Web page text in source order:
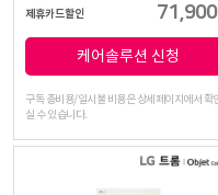
제휴카드할인
71,900
케어솔루션 신청
구독 총비용/일시불 비용은 상세페이지에서 확
실 수 있습니다.